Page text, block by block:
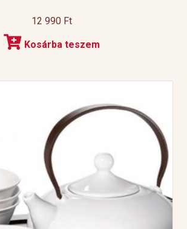
12 990 Ft
Kosárba teszem